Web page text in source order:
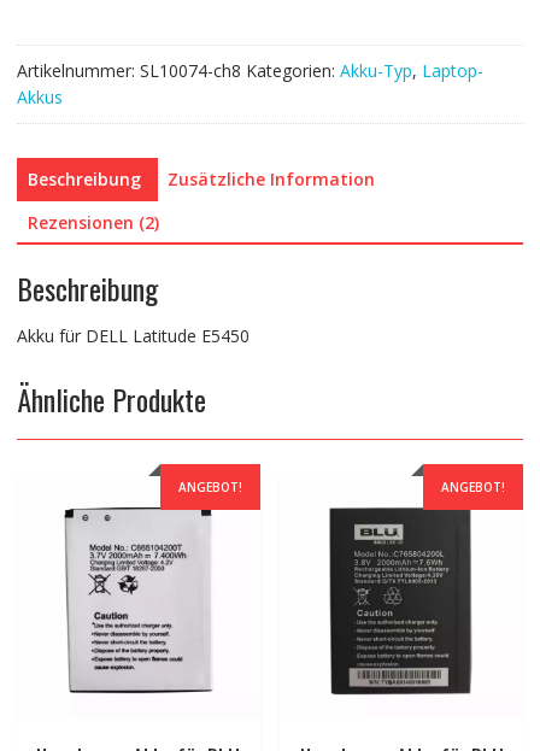
Artikelnummer: SL10074-ch8 Kategorien: Akku-Typ, Laptop-
Akkus
Beschreibung
Zusätzliche Information
Rezensionen (2)
Beschreibung
Akku für DELL Latitude E5450
Ähnliche Produkte
ANGEBOT! ANGEBOT!